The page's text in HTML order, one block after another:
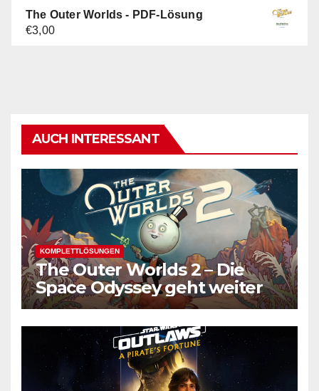
ist:
The Outer Worlds - PDF-Lösung
€3,00
AUCH INTERESSANT
KOMPLETTLÖSUNGEN
The Outer Worlds 2 – Die
Space Odyssey geht weiter